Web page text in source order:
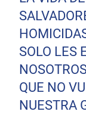
SOLO LES
QUE NO
NUESTRA